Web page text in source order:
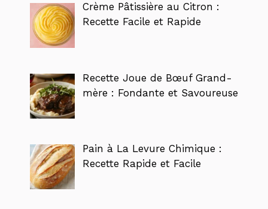
Crème Pâtissière au Citron :
Recette Facile et Rapide
Recette Joue de Bœuf Grand-
mère : Fondante et Savoureuse
Pain à La Levure Chimique :
Recette Rapide et Facile